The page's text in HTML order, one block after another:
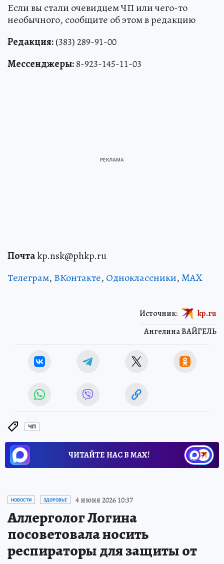
Если вы стали очевидцем ЧП или чего-то
необычного, сообщите об этом в редакцию
Редакция:(383) 289-91-00
Мессенджеры:8-923-145-11-03
Почтаkp.nsk@phkp.ru
Телеграм, ВКонтакте, Одноклассники,MAX
Ангелина ВАЙГЕЛЬ
Источник: kp.ru
ЧП
ЧИТАЙТЕ НАС В МАХ!
НОВОСТИ ЗДОРОВЬЕ 4 июня 2026 10:37
Аллерголог Логина
посоветовала носить
респираторы для защиты от